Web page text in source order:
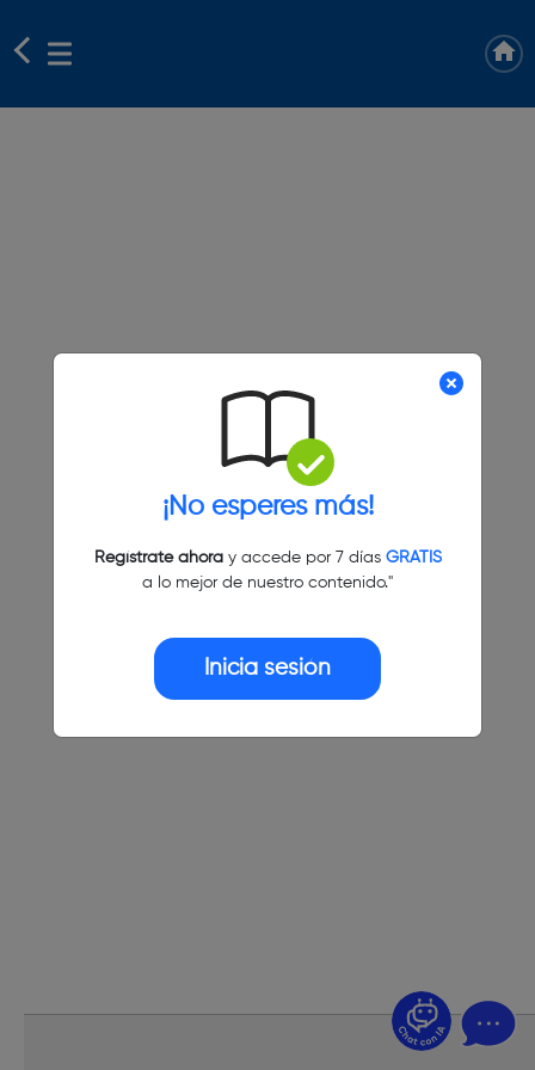
¡No esperes más!
Regístrate ahoray accede por 7 días GRATIS
a lo mejor de nuestro contenido."
Inicia sesión